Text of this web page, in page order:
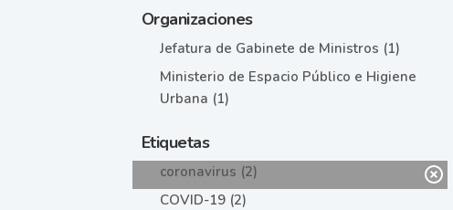
Organizaciones
Jefatura de Gabinete de Ministros (1)
Ministerio de Espacio Público e Higiene
Urbana (1)
Etiquetas
coronavirus (2)
COVID-19 (2)